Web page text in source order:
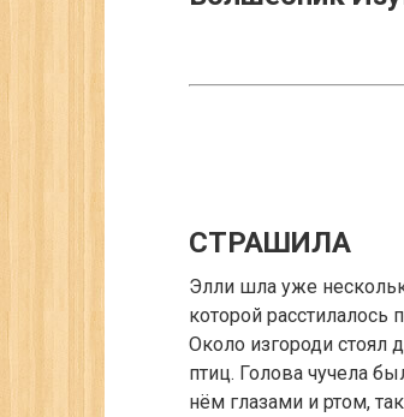
СТРАШИЛА
Элли шла уже
которой
Около изгороди стоял
птиц. Голова чучела
нём глазами и ртом,